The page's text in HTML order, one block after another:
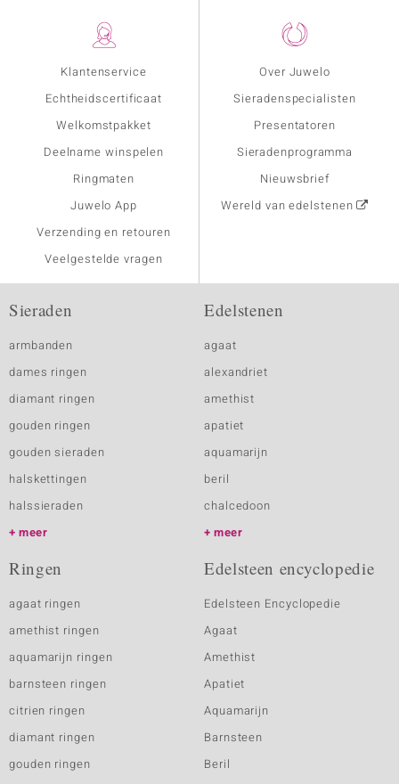
Klantenservice
Echtheidscertificaat
Welkomstpakket
Deelname winspelen
Ringmaten
Juwelo App
Verzending en retouren
Veelgestelde vragen
Over Juwelo
Sieradenspecialisten
Presentatoren
Sieradenprogramma
Nieuwsbrief
Wereld van edelstenen
Sieraden
armbanden
dames ringen
diamant ringen
gouden ringen
gouden sieraden
halskettingen
halssieraden
meer
Edelstenen
agaat
alexandriet
amethist
apatiet
aquamarijn
beril
chalcedoon
meer
Ringen
agaat ringen
amethist ringen
aquamarijn ringen
barnsteen ringen
citrien ringen
diamant ringen
gouden ringen
Edelsteen encyclopedie
Edelsteen Encyclopedie
Agaat
Amethist
Apatiet
Aquamarijn
Barnsteen
Beril